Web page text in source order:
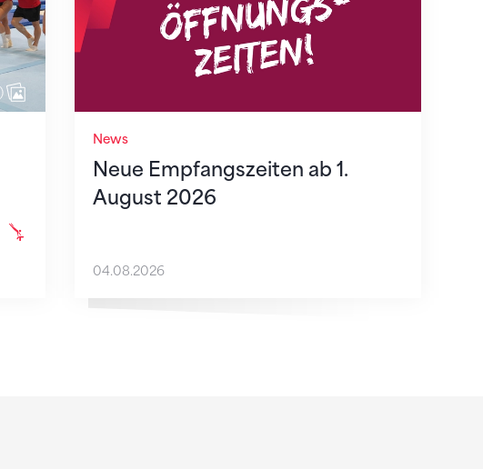
News
Neue Empfangszeiten ab 1.
August 2026
04.08.2026